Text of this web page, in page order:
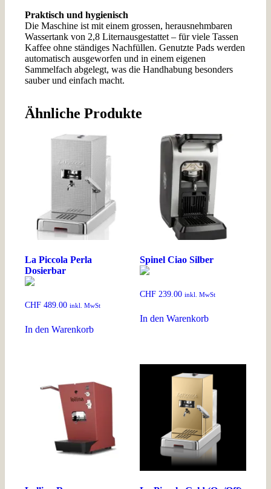
Praktisch und hygienisch
Die Maschine ist mit einem grossen, herausnehmbaren
Wassertank von 2,8 Liternausgestattet – für viele Tassen
Kaffee ohne ständiges Nachfüllen. Genutzte Pads werden
automatisch ausgeworfen und in einem eigenen
Sammelfach abgelegt, was die Handhabung besonders
sauber und einfach macht.
Ähnliche Produkte
La Piccola Perla
Dosierbar
CHF 489.00 inkl. MwSt
In den Warenkorb
Spinel Ciao Silber
CHF 239.00 inkl. MwSt
In den Warenkorb